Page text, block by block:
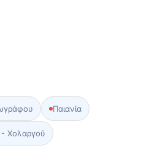
Παιανία
Χολαργού